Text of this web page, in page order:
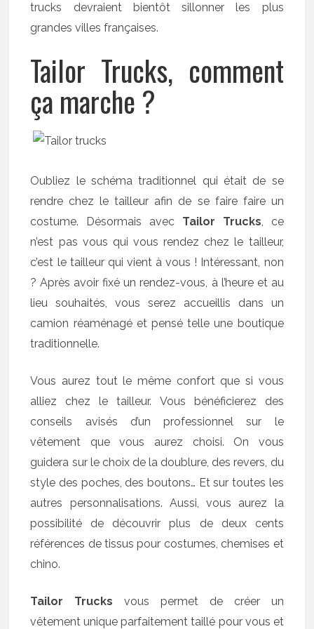
trucks devraient bientôt sillonner les plus
grandes villes françaises.
Tailor Trucks, comment
ça marche ?
Oubliez le schéma traditionnel qui était de se
rendre chez le tailleur afin de se faire faire un
costume. Désormais avec Tailor Trucks, ce
n’est pas vous qui vous rendez chez le tailleur,
c’est le tailleur qui vient à vous ! Intéressant, non
? Après avoir fixé un rendez-vous, à l’heure et au
lieu souhaités, vous serez accueillis dans un
camion réaménagé et pensé telle une boutique
traditionnelle.
Vous aurez tout le même confort que si vous
alliez chez le tailleur. Vous bénéficierez des
conseils avisés d’un professionnel sur le
vêtement que vous aurez choisi. On vous
guidera sur le choix de la doublure, des revers, du
style des poches, des boutons… Et sur toutes les
autres personnalisations. Aussi, vous aurez la
possibilité de découvrir plus de deux cents
références de tissus pour costumes, chemises et
chino.
Tailor Trucks vous permet de créer un
vêtement unique parfaitement taillé pour vous et